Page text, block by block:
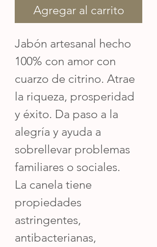
Agregar al carrito
Jabón artesanal hecho
100% con amor con
cuarzo de citrino. Atrae
la riqueza, prosperidad
y éxito. Da paso a la
alegría y ayuda a
sobrellevar problemas
familiares o sociales.
La canela tiene
propiedades
astringentes,
antibacterianas,